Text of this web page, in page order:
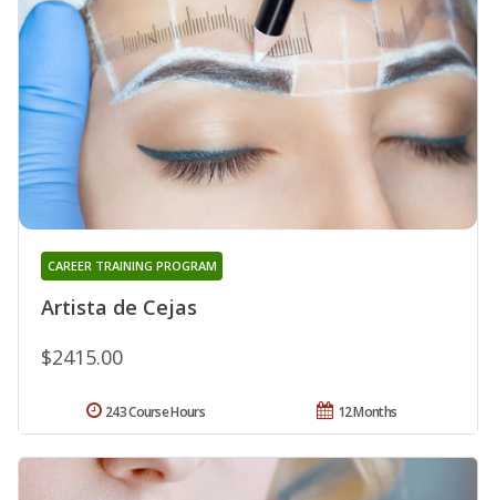
Artista de Cejas
CAREER TRAINING PROGRAM
$2415.00
12 Months
243 Course Hours